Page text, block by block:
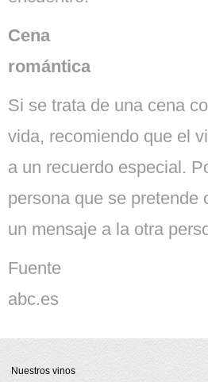
Cena
romántica
Si se trata de una cena
vida, recomiendo que el
a un recuerdo especial.
persona que se pretende
un mensaje a la otra
Fuente
abc.es
Nuestros vinos